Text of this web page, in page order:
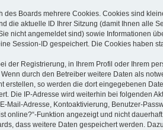
des Boards mehrere Cookies. Cookies sind
die aktuelle ID Ihrer Sitzung (damit Ihnen alle
nicht angemeldet sind) sowie Informationen
Session-ID gespeichert. Die Cookies haben
der Registrierung, in Ihrem Profil oder Ihrem
durch den Betreiber weitere Daten als
erstellen, so werden die dort eingegebenen
Die IP-Adresse wird weiterhin bei folgenden
Mail-Adresse, Kontoaktivierung, Benutzer-
online?“-Funktion angezeigt und nicht
dass weitere Daten gespeichert werden.